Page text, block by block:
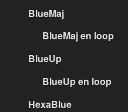
BlueMaj
BlueMaj en loop
BlueUp
BlueUp en loop
HexaBlue